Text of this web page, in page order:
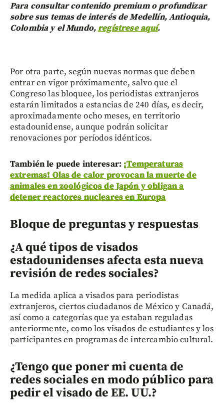
Para consultar contenido premium o profundizar
sobre sus temas de interés de Medellín, Antioquia,
Colombia y el Mundo,regístrese aquí.
Por otra parte, según nuevas normas que deben
entrar en vigor próximamente, salvo que el
Congreso las bloquee, los periodistas extranjeros
estarán limitados a estancias de 240 días, es decir,
aproximadamente ocho meses, en territorio
estadounidense, aunque podrán solicitar
renovaciones por períodos idénticos.
También le puede interesar: ¡Temperaturas
extremas! Olas de calor provocan la muerte de
animales en zoológicos de Japón y obligan a
detener reactores nucleares en Europa
Bloque de preguntas y respuestas
¿A qué tipos de visados
estadounidenses afecta esta nueva
revisión de redes sociales?
La medida aplica a visados para periodistas
extranjeros, ciertos ciudadanos de México y Canadá,
así como a categorías que ya estaban reguladas
anteriormente, como los visados de estudiantes y los
participantes en programas de intercambio cultural.
¿Tengo que poner mi cuenta de
redes sociales en modo público para
pedir el visado de EE. UU.?